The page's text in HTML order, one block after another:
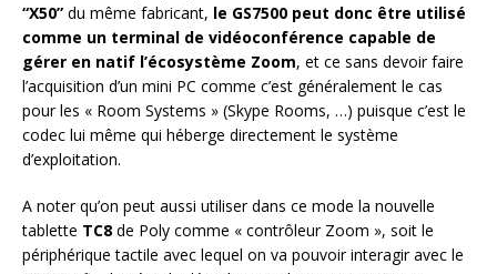
“X50” du même fabricant, le GS7500 peut donc être utilisé
comme un terminal de vidéoconférence capable de
gérer en natif l’écosystème Zoom, et ce sans devoir faire
l’acquisition d’un mini PC comme c’est généralement le cas
pour les « Room Systems » (Skype Rooms, …) puisque c’est le
codec lui même qui héberge directement le système
d’exploitation.
A noter qu’on peut aussi utiliser dans ce mode la nouvelle
tablette TC8 de Poly comme « contrôleur Zoom », soit le
périphérique tactile avec lequel on va pouvoir interagir avec le